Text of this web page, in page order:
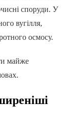
споруди. У
вугілля,
осмосу.
майже